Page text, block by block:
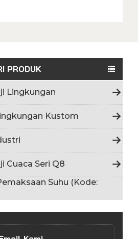
PRODUK
Lingkungan
Kustom
Cuaca Seri Q8
Suhu (Kode: